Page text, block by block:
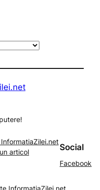
articol
Social
Facebook